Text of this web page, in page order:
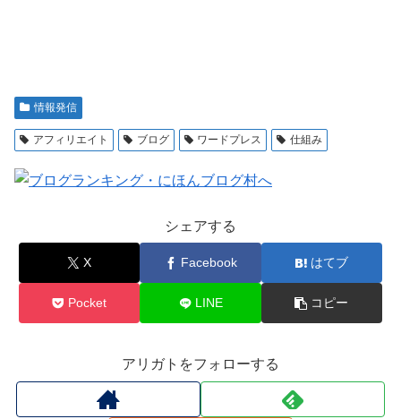
情報発信
アフィリエイト ブログ ワードプレス 仕組み
シェアする
X Facebook はてブ
Pocket LINE コピー
アリガトをフォローする